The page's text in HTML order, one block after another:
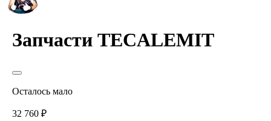
Запчасти TECALEMIT
Осталось мало
32 760 ₽